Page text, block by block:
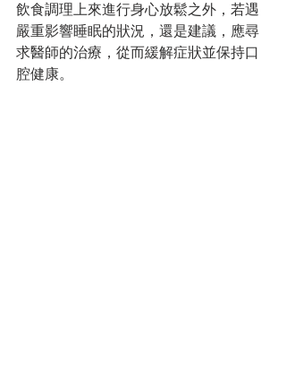
飲食調理上來進行身心放鬆之外，若遇
嚴重影響睡眠的狀況，還是建議，應尋
求醫師的治療，從而緩解症狀並保持口
腔健康。